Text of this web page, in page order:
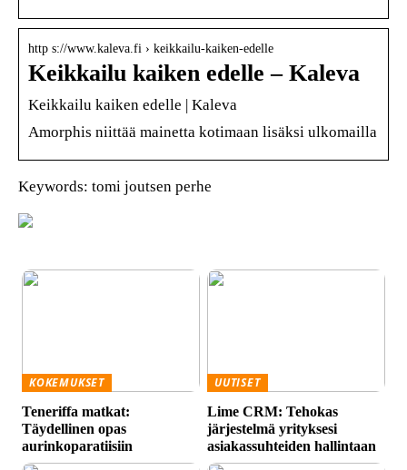
http s://www.kaleva.fi › keikkailu-kaiken-edelle
Keikkailu kaiken edelle – Kaleva
Keikkailu kaiken edelle | Kaleva
Amorphis niittää mainetta kotimaan lisäksi ulkomailla
Keywords: tomi joutsen perhe
KOKEMUKSET
Teneriffa matkat:
Täydellinen opas
aurinkoparatiisiin
UUTISET
Lime CRM: Tehokas
järjestelmä yrityksesi
asiakassuhteiden hallintaan